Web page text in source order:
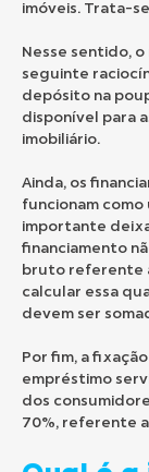
imóveis. Trata-
Nesse sentido,
seguinte
depósito na
disponível para
imobiliário.
Ainda, os
funcionam como
importante
financiamento
bruto referente
calcular essa
devem ser
Por fim, a
empréstimo
dos
70%, referente